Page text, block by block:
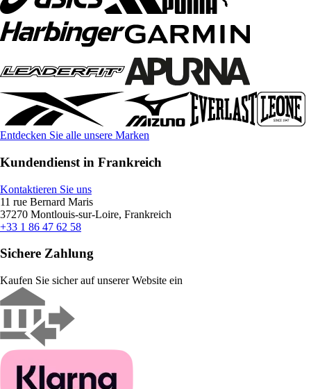
Entdecken Sie alle unsere Marken
Kundendienst in Frankreich
Kontaktieren Sie uns
11 rue Bernard Maris
37270 Montlouis-sur-Loire, Frankreich
+33 1 86 47 62 58
Sichere Zahlung
Kaufen Sie sicher auf unserer Website ein